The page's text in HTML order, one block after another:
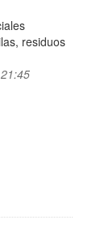
residuos